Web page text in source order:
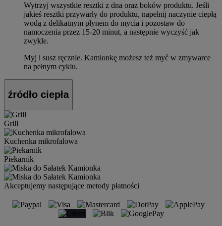
Wytrzyj wszystkie resztki z dna oraz boków produktu. Jeśli
jakieś resztki przywarły do produktu, napełnij naczynie ciepłą
wodą z delikatnym płynem do mycia i pozostaw do
namoczenia przez 15-20 minut, a następnie wyczyść jak
zwykle.
Myj i susz ręcznie. Kamionkę możesz też myć w zmywarce
na pełnym cyklu.
źródło ciepła
Grill
Kuchenka mikrofalowa
Piekarnik
Akceptujemy następujące metody płatności